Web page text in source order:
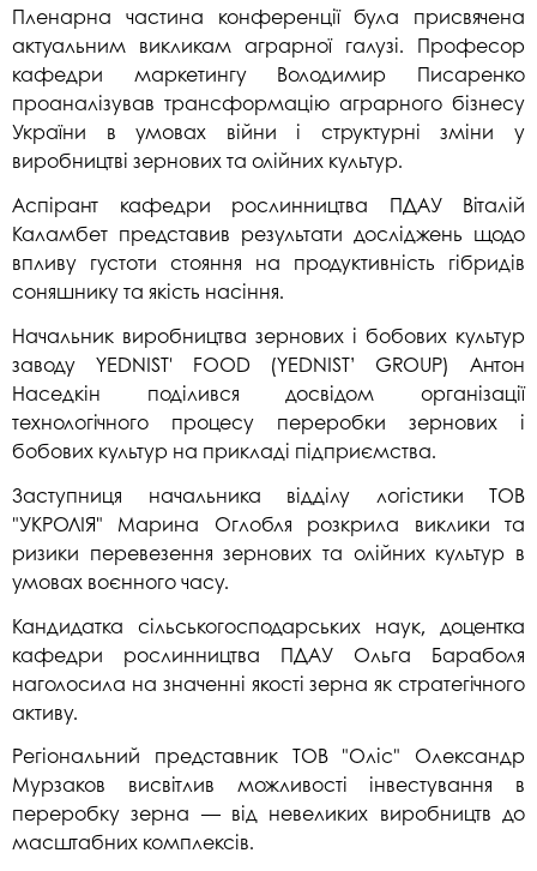
Пленарна частина конференції була присвячена
актуальним викликам аграрної галузі. Професор
кафедри маркетингу Володимир Писаренко
проаналізував трансформацію аграрного бізнесу
України в умовах війни і структурні зміни у
виробництві зернових та олійних культур.
Аспірант кафедри рослинництва ПДАУ Віталій
Каламбет представив результати досліджень щодо
впливу густоти стояння на продуктивність гібридів
соняшнику та якість насіння.
Начальник виробництва зернових і бобових культур
заводу YEDNIST' FOOD (YEDNISTʼ GROUP) Антон
Наседкін поділився досвідом організації
технологічного процесу переробки зернових і
бобових культур на прикладі підприємства.
Заступниця начальника відділу логістики ТОВ
"УКРОЛІЯ" Марина Оглобля розкрила виклики та
ризики перевезення зернових та олійних культур в
умовах воєнного часу.
Кандидатка сільськогосподарських наук, доцентка
кафедри рослинництва ПДАУ Ольга Бараболя
наголосила на значенні якості зерна як стратегічного
активу.
Регіональний представник ТОВ "Оліс" Олександр
Мурзаков висвітлив можливості інвестування в
переробку зерна — від невеликих виробництв до
масштабних комплексів.